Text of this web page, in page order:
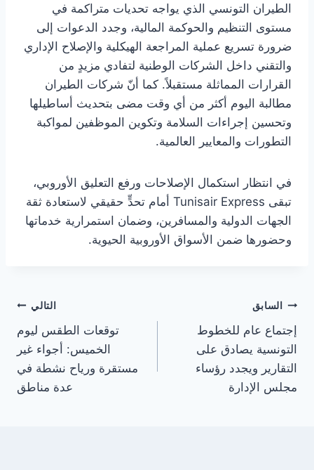
الطيران التونسي الذي يواجه تحديات متراكمة في
مستوى التنظيم والحوكمة المالية، وجدد الدعوات إلى
ضرورة تسريع عملية المراجعة الهيكلية والإصلاح الإداري
والتقني داخل الشركات الوطنية لتفادي مزيدٍ من
القرارات المماثلة مستقبلاً. كما أنّ شركات الطيران
مطالبة اليوم أكثر من أي وقت مضى بتحديث أساطيلها
وتحسين إجراءات السلامة وتكوين الموظفين لمواكبة
التطورات والمعايير العالمية.
في انتظار استكمال الإصلاحات ورفع التعليق الأوروبي،
تبقى Tunisair Express أمام تحدٍّ حقيقي لاستعادة ثقة
الجهات الدولية والمسافرين، وضمان استمرارية خدماتها
وحضورها ضمن الأسواق الأوروبية الحيوية.
تصفّح
المقالات
السابق
إجتماع عام للخطوط
التونسية يصادق على
التقارير ويجدد رؤساء
مجلس الإدارة
التالي
توقعات الطقس ليوم
الخميس: أجواء غير
مستقرة ورياح نشطة في
عدة مناطق